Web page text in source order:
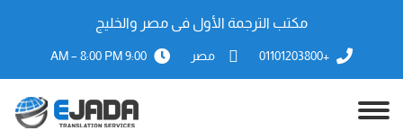
مكتب الترجمة الأول فى مصر والخليج
+01101203800 مصر 9:00 AM – 8:00 PM